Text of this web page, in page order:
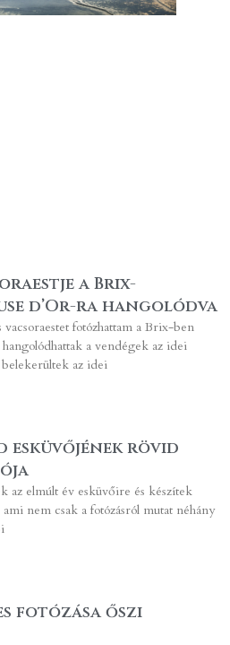
a Brix-
d’Or-ra hangolódva
fotózhattam a Brix-ben
a vendégek az idei
az idei
esküvőjének rövid
az elmúlt év esküvőire és készítek
nem csak a fotózásról mutat néhány
fotózása őszi